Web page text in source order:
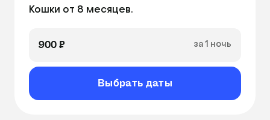
Кошки от 8 месяцев.
900 ₽ за 1 ночь
Выбрать даты